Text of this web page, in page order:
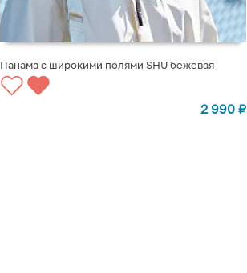
СООБЩИТЬ О ПОСТУПЛЕНИИ
Панама с широкими полями SHU бежевая
2 990 ₽